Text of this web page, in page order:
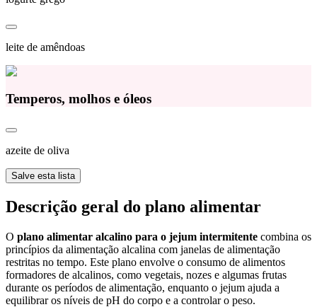
leite de amêndoas
Temperos, molhos e óleos
azeite de oliva
Salve esta lista
Descrição geral do plano alimentar
O plano alimentar alcalino para o jejum intermitente combina os
princípios da alimentação alcalina com janelas de alimentação
restritas no tempo. Este plano envolve o consumo de alimentos
formadores de alcalinos, como vegetais, nozes e algumas frutas
durante os períodos de alimentação, enquanto o jejum ajuda a
equilibrar os níveis de pH do corpo e a controlar o peso.